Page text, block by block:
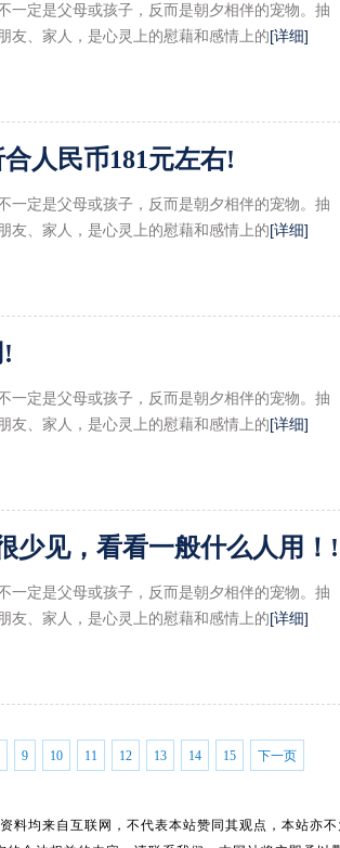
一定是父母或孩子，反而是朝夕相伴的宠物。抽
友、家人，是心灵上的慰藉和感情上的[详细]
人民币181元左右!
一定是父母或孩子，反而是朝夕相伴的宠物。抽
友、家人，是心灵上的慰藉和感情上的[详细]
一定是父母或孩子，反而是朝夕相伴的宠物。抽
友、家人，是心灵上的慰藉和感情上的[详细]
少见，看看一般什么人用！!
一定是父母或孩子，反而是朝夕相伴的宠物。抽
友、家人，是心灵上的慰藉和感情上的[详细]
9 10 11 12 13 14 15 下一页
料均来自互联网，不代表本站赞同其观点，本站亦